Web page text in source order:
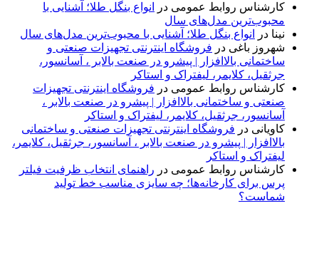
کارشناس روابط عمومی در
انواع بنگل طلا؛ آشنایی با
محبوب‌ترین مدل‌های سال
نینا در
انواع بنگل طلا؛ آشنایی با محبوب‌ترین مدل‌های سال
شهروز باغی در فروشگاه اینترنتی تجهیزات صنعتی و
ساختمانی بالاافزار | پیشرو در صنعت بالابر ، آسانسور،
جرثقیل، کلایمر، لیفتراک و استاکر
کارشناس روابط عمومی در فروشگاه اینترنتی تجهیزات
صنعتی و ساختمانی بالاافزار | پیشرو در صنعت بالابر ،
آسانسور، جرثقیل، کلایمر، لیفتراک و استاکر
کاویانی در فروشگاه اینترنتی تجهیزات صنعتی و ساختمانی
بالاافزار | پیشرو در صنعت بالابر ، آسانسور، جرثقیل، کلایمر،
لیفتراک و استاکر
کارشناس روابط عمومی در راهنمای انتخاب ظرفیت فیلتر
پرس برای کارخانه‌ها؛ چه سایزی مناسب خط تولید
شماست؟